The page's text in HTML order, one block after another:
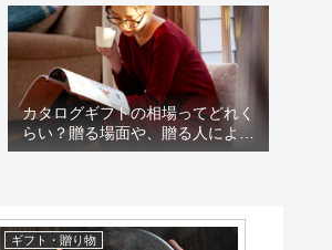
カタログギフトの相場ってどれく
らい？贈る場面や、贈る人による
違いは？
ギフト・贈り物